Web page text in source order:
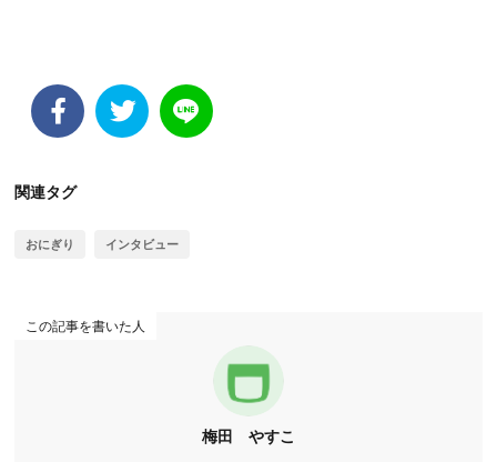
関連タグ
おにぎり インタビュー
この記事を書いた人
梅田 やすこ